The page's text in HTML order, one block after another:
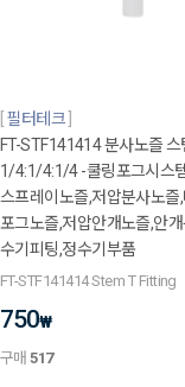
필터테크
FT-STF141414 분사노즐 스
1/4:1/4:1/4 -쿨링포그시스
스프레이노즐,저압분사노즐
포그노즐,저압안개노즐,안
수기피팅,정수기부품
FT-STF141414 Stem T Fitting
750₩
구매517